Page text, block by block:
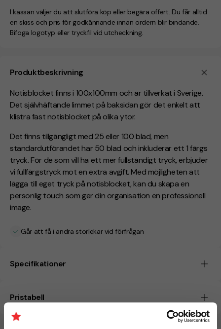
Produktbeskrivning
Notisblocket finns i 100x100mm och är tillverkat i Sverige.
Det självhäftande limmet på baksidan gör det enkelt att
klistra fast notisblocket på olika ytor.
Det finns tillgängligt med 25 eller 100 blad, men
standardutförandet har 50 blad och inkluderar ett 1 färgs
tryck. För de som vill ha ett mer fullständigt tryck, erbjuder
vi fullfärgstryck mot en extra avgift. Med möjligheten att
lägga till eget tryck på notisblocket, kan du skapa en
personlig touch som ger din organisation en professionell
image.
Går att få i andra storlekar vid förfrågan
Specifikationer
Pristabell
I kassan väljer du att slutföra köp eller begära offert. Du får alltid
en skiss och pris för godkännande innan ordern blir bindande.
Bifoga logotyp eller tryckfil vid utcheckning.